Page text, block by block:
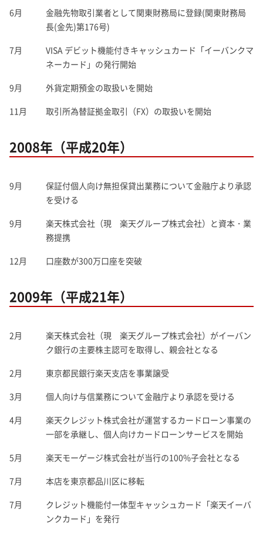
6月
金融先物取引業者として関東財務局に登録(関東財務局
長(金先)第176号)
7月
VISA デビット機能付きキャッシュカード「イーバンクマ
ネーカード」の発行開始
9月
外貨定期預金の取扱いを開始
11月
取引所為替証拠金取引（FX）の取扱いを開始
2008年（平成20年）
9月
保証付個人向け無担保貸出業務について金融庁より承認
を受ける
9月
楽天株式会社（現 楽天グループ株式会社）と資本・業
務提携
12月
口座数が300万口座を突破
2009年（平成21年）
2月
楽天株式会社（現 楽天グループ株式会社）がイーバン
ク銀行の主要株主認可を取得し、親会社となる
2月
東京都民銀行楽天支店を事業譲受
3月
個人向け与信業務について金融庁より承認を受ける
4月
楽天クレジット株式会社が運営するカードローン事業の
一部を承継し、個人向けカードローンサービスを開始
5月
楽天モーゲージ株式会社が当行の100%子会社となる
7月
本店を東京都品川区に移転
7月
クレジット機能付一体型キャッシュカード「楽天イーバ
ンクカード」を発行